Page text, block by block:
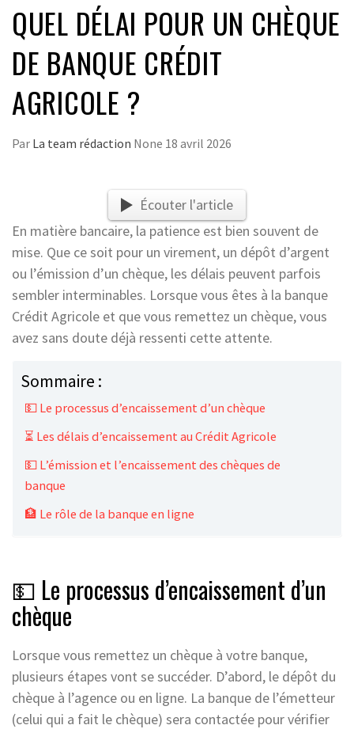
QUEL DÉLAI POUR UN CHÈQUE
DE BANQUE CRÉDIT
AGRICOLE ?
Par La team rédaction None 18 avril 2026
Écouter l'article
En matière bancaire, la patience est bien souvent de
mise. Que ce soit pour un virement, un dépôt d’argent
ou l’émission d’un chèque, les délais peuvent parfois
sembler interminables. Lorsque vous êtes à la banque
Crédit Agricole et que vous remettez un chèque, vous
avez sans doute déjà ressenti cette attente.
Sommaire :
💵 Le processus d’encaissement d’un chèque
⏳ Les délais d’encaissement au Crédit Agricole
💵 L’émission et l’encaissement des chèques de
banque
🏦 Le rôle de la banque en ligne
💵 Le processus d’encaissement d’un
chèque
Lorsque vous remettez un chèque à votre banque,
plusieurs étapes vont se succéder. D’abord, le dépôt du
chèque à l’agence ou en ligne. La banque de l’émetteur
(celui qui a fait le chèque) sera contactée pour vérifier